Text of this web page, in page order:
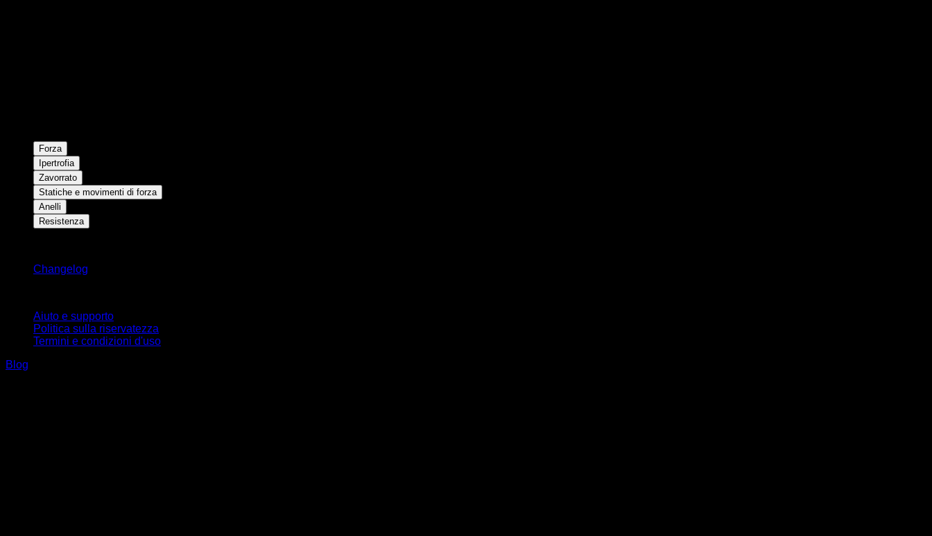
Forza
Ipertrofia
Zavorrato
Statiche e movimenti di forza
Anelli
Resistenza
Changelog
Aiuto e supporto
Politica sulla riservatezza
Termini e condizioni d'uso
Blog